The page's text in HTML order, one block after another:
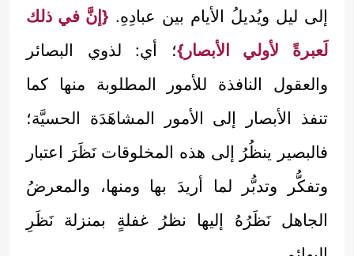
إلى ليل ويُديلُ الأيام بين عبادِهِ. {إنَّ في ذلك
لَعبرةً لأولي الأبصار}؛ أي: لذوي البصائر
والعقول النافذة للأمور المطلوبة منها كما
تنفذ الأبصار إلى الأمور المشاهَدَة الحسيَّة؛
فالبصير ينظُرُ إلى هذه المخلوقات نَظَرَ اعتبار
وتفكُّر وتدبُّر لما أريدَ بها ومنها، والمعرضُ
الجاهل نَظَرُهُ إليها نظرُ غفلةٍ بمنزلة نَظَرِ